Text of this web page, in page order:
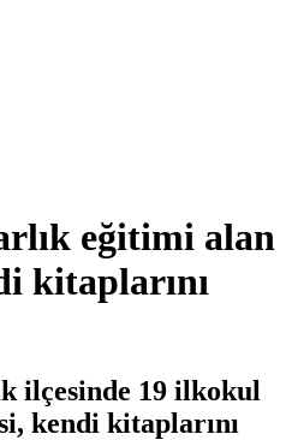
eğitimi alan
kitaplarını
ilçesinde 19 ilkokul
kendi kitaplarını